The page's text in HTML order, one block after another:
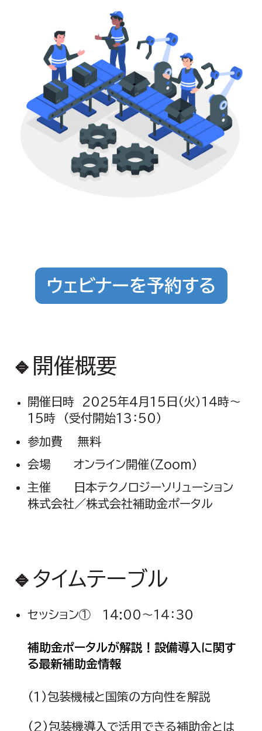
ウェビナーを予約する
🔹 開催概要
開催日時 2025年4月15日（火）１４時～
15時 （受付開始13：50）
参加費 無料
会場 オンライン開催（Zoom）
主催 日本テクノロジーソリューション
株式会社／株式会社補助金ポータル
🔹 タイムテーブル
セッション① 14:00～１４：３０
補助金ポータルが解説！設備導入に関す
る最新補助金情報
(1)包装機械と国策の方向性を解説
(2)包装機導入で活用できる補助金とは